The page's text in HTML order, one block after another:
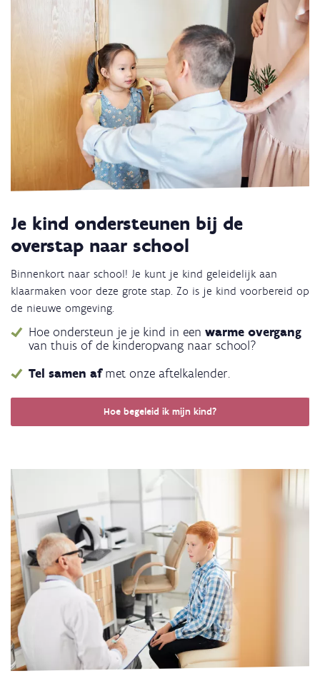
Je kind ondersteunen bij de
overstap naar school
Binnenkort naar school! Je kunt je kind geleidelijk aan
klaarmaken voor deze grote stap. Zo is je kind voorbereid op
de nieuwe omgeving.
Hoe ondersteun je je kind in een warme overgang
van thuis of de kinderopvang naar school?
Tel samen afmet onze aftelkalender.
Hoe begeleid ik mijn kind?